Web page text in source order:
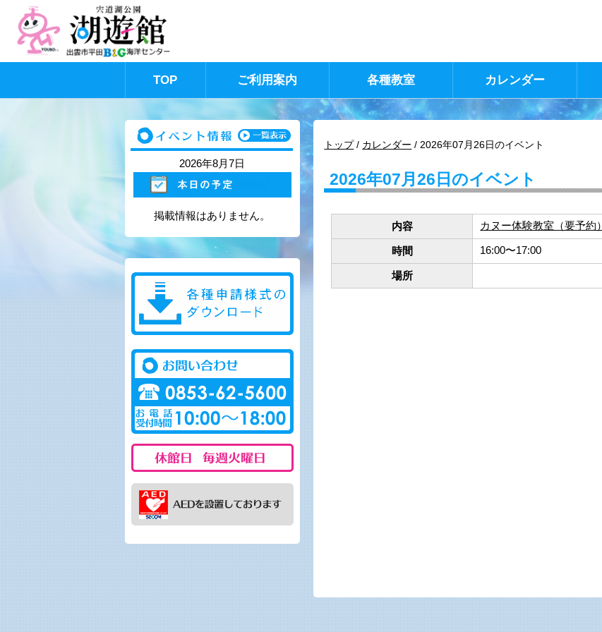
TOP ご利用案内 各種教室 カレンダー
現
の
位
トップ/ カレンダー /2026年07月26日のイベント
2026年07月26日のイベント
内容 カヌー体験教室（要予約）
時間 16:00〜17:00
場所
2026年8月7日
掲載情報はありません。